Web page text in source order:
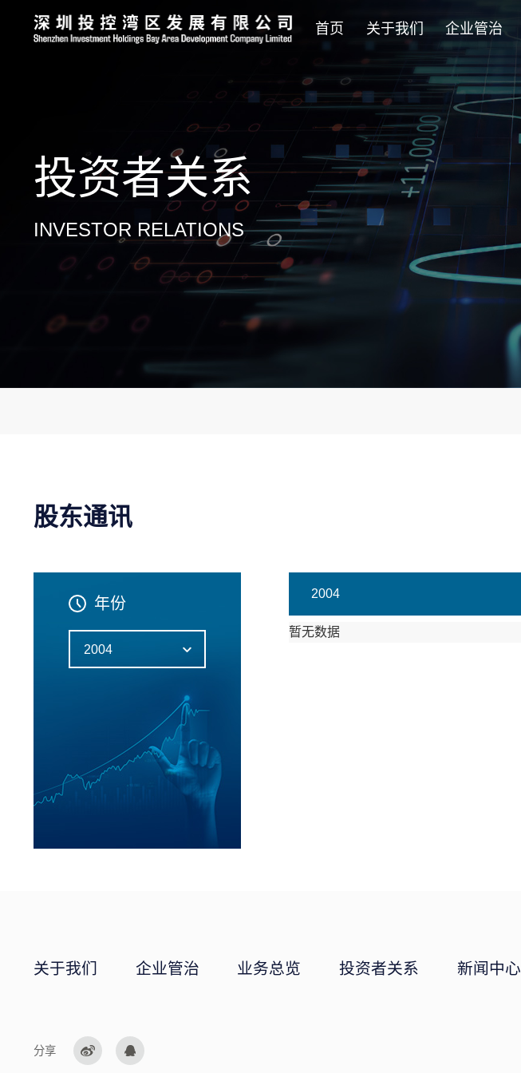
首页 关于我们 企业管治
投资者关系
INVESTOR RELATIONS
股东通讯
年份
2004
2004
暂无数据
关于我们 企业管治 业务总览 投资者关系 新闻中心
分享